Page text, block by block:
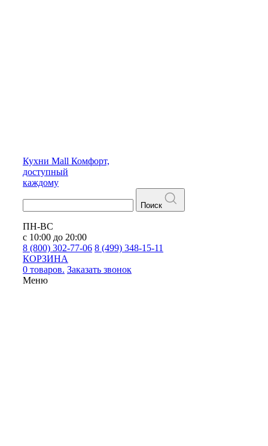
Кухни Mall Комфорт,
доступный
каждому
Поиск
ПН-ВС
с 10:00 до 20:00
8 (800) 302-77-06 8 (499) 348-15-11
КОРЗИНА
0 товаров. Заказать звонок
Меню